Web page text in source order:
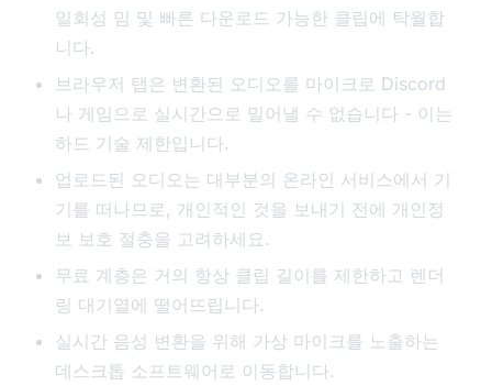
일회성 밈 및 빠른 다운로드 가능한 클립에 탁월합
니다.
브라우저 탭은 변환된 오디오를 마이크로 Discord
나 게임으로 실시간으로 밀어낼 수 없습니다 - 이는
하드 기술 제한입니다.
업로드된 오디오는 대부분의 온라인 서비스에서 기
기를 떠나므로, 개인적인 것을 보내기 전에 개인정
보 보호 절충을 고려하세요.
무료 계층은 거의 항상 클립 길이를 제한하고 렌더
링 대기열에 떨어뜨립니다.
실시간 음성 변환을 위해 가상 마이크를 노출하는
데스크톱 소프트웨어로 이동합니다.